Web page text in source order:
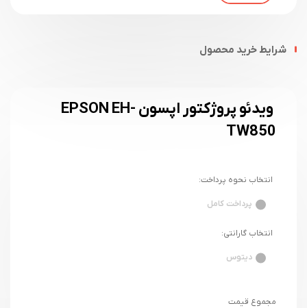
شرایط خرید محصول
ویدئو پروژکتور اپسون EPSON EH-
TW850
انتخاب نحوه پرداخت:
پرداخت کامل
انتخاب گارانتی:
دیتوس
مجموع قیمت